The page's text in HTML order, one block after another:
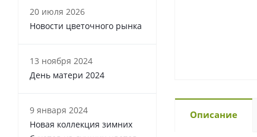
Описание
20 июля 2026
Новости цветочного рынка
13 ноября 2024
День матери 2024
9 января 2024
Новая коллекция зимних